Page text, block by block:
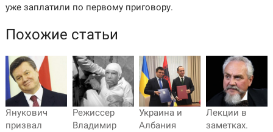
уже заплатили по первому приговору.
Похожие статьи
Янукович
призвал
Режиссер
Владимир
Украина и
Албания
Лекции в
заметках.